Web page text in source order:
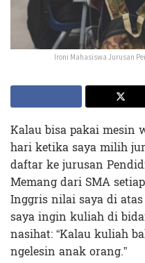
Ironi Mahasiswa Jurusan
Kalau bisa pakai mesin
hari ketika saya milih
daftar ke jurusan
Memang dari SMA
Inggris nilai saya di
saya ingin kuliah di
nasihat: “Kalau kuliah
ngelesin anak orang.”